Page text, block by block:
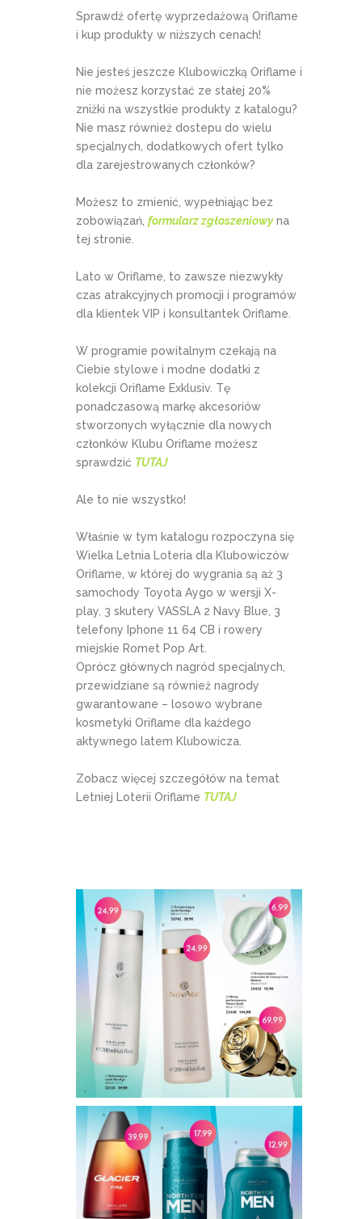
Sprawdź ofertę wyprzedażową Oriflame
i kup produkty w niższych cenach!
Nie jesteś jeszcze Klubowiczką Oriflame i
nie możesz korzystać ze stałej 20%
zniżki na wszystkie produkty z katalogu?
Nie masz również dostepu do wielu
specjalnych, dodatkowych ofert tylko
dla zarejestrowanych członków?
Możesz to zmienić, wypełniając bez
zobowiązań, formularz zgłoszeniowyna
tej stronie.
Lato w Oriflame, to zawsze niezwykły
czas atrakcyjnych promocji i programów
dla klientek VIP i konsultantek Oriflame.
W programie powitalnym czekają na
Ciebie stylowe i modne dodatki z
kolekcji Oriflame Exklusiv. Tę
ponadczasową markę akcesoriów
stworzonych wyłącznie dla nowych
członków Klubu Oriflame możesz
sprawdzić TUTAJ
Ale to nie wszystko!
Właśnie w tym katalogu rozpoczyna się
Wielka Letnia Loteria dla Klubowiczów
Oriflame, w której do wygrania są aż 3
samochody Toyota Aygo w wersji X-
play, 3 skutery VASSLA 2 Navy Blue, 3
telefony Iphone 11 64 CB i rowery
miejskie Romet Pop Art.
Oprócz głównych nagród specjalnych,
przewidziane są również nagrody
gwarantowane – losowo wybrane
kosmetyki Oriflame dla każdego
aktywnego latem Klubowicza.
Zobacz więcej szczegółów na temat
Letniej Loterii Oriflame TUTAJ